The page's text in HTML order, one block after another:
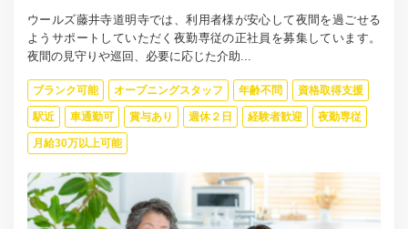
ウールズ藤井寺道明寺では、利用者様が安心して夜間を過ごせる
ようサポートしていただく夜勤専従の正社員を募集しています。
夜間の見守りや巡回、必要に応じた介助...
ブランク可能 オープニングスタッフ 年齢不問 資格取得支援
駅近 車通勤可 賞与あり 週休２日 経験者歓迎 夜勤専従
月給30万以上可能